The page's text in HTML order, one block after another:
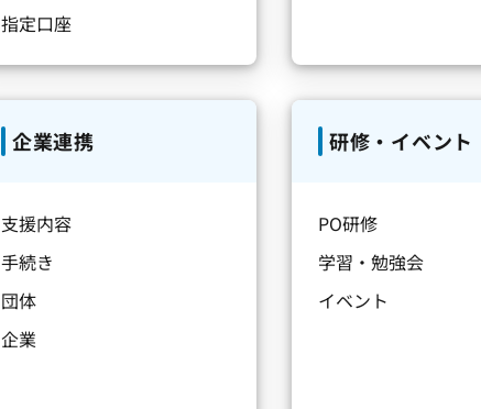
指定口座
企業連携
支援内容
手続き
団体
企業
研修・イベント
PO研修
学習・勉強会
イベント